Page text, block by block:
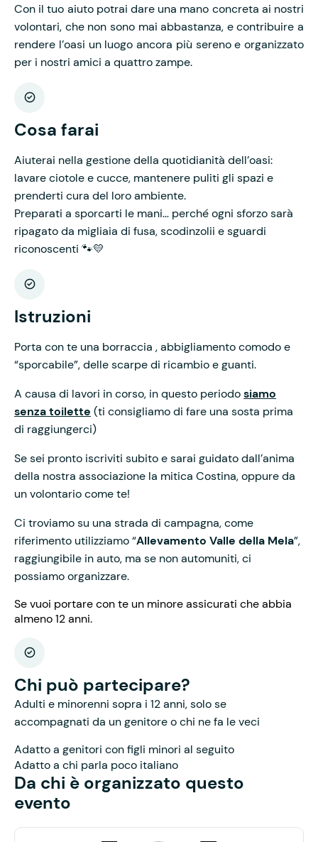
Con il tuo aiuto potrai dare una mano concreta ai nostri
volontari, che non sono mai abbastanza, e contribuire a
rendere l’oasi un luogo ancora più sereno e organizzato
per i nostri amici a quattro zampe.
Cosa farai
Aiuterai nella gestione della quotidianità dell’oasi:
lavare ciotole e cucce, mantenere puliti gli spazi e
prenderti cura del loro ambiente.
Preparati a sporcarti le mani… perché ogni sforzo sarà
ripagato da migliaia di fusa, scodinzolii e sguardi
riconoscenti 🐾💛
Istruzioni
Porta con te una borraccia , abbigliamento comodo e
“sporcabile”, delle scarpe di ricambio e guanti.
A causa di lavori in corso, in questo periodosiamo
senza toilette (ti consigliamo di fare una sosta prima
di raggiungerci)
Se sei pronto iscriviti subito e sarai guidato dall’anima
della nostra associazione la mitica Costina, oppure da
un volontario come te!
Ci troviamo su una strada di campagna, come
riferimento utilizziamo “Allevamento Valle della Mela”,
raggiungibile in auto, ma se non automuniti, ci
possiamo organizzare.
Se vuoi portare con te un minore assicurati che abbia
almeno 12 anni.
Chi può partecipare?
Adulti e minorenni sopra i 12 anni, solo se
accompagnati da un genitore o chi ne fa le veci
Adatto a genitori con figli minori al seguito
Adatto a chi parla poco italiano
Da chi è organizzato questo
evento